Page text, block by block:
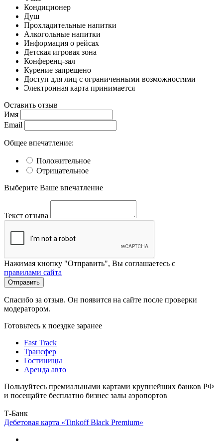
Кондиционер
Душ
Прохладительные напитки
Алкогольные напитки
Информация о рейсах
Детская игровая зона
Конференц-зал
Курение запрещено
Доступ для лиц с ограниченными возможностями
Электронная карта принимается
Оставить отзыв
Имя
Email
Общее впечатление:
Положительное
Отрицательное
Выберите Ваше впечатление
Текст отзыва
Нажимая кнопку "Отправить", Вы соглашаетесь с
правилами сайта
Отправить
Спасибо за отзыв. Он появится на сайте после проверки
модератором.
Готовьтесь к поездке заранее
Fast Track
Трансфер
Гостиницы
Аренда авто
Пользуйтесь премиальными картами крупнейших банков РФ
и посещайте бесплатно бизнес залы аэропортов
Т-Банк
Дебетовая карта «Tinkoff Black Premium»